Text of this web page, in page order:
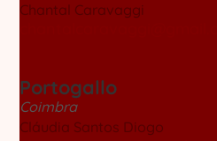
Chantal Caravaggi
Portogallo
Coimbra
Cláudia Santos Diogo